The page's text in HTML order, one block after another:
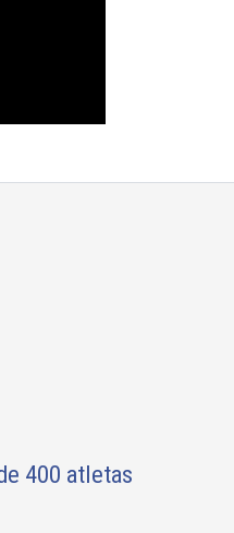
400 atletas